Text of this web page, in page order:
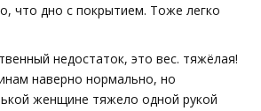
что дно с покрытием. Тоже легко
недостаток, это вес. тяжёлая!
наверно нормально, но
женщине тяжело одной рукой